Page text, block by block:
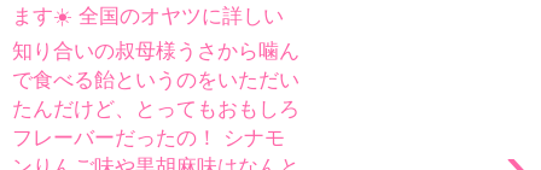
ます☀️ 全国のオヤツに詳しい
知り合いの叔母様うさから噛ん
で食べる飴というのをいただい
たんだけど、とってもおもしろ
フレーバーだったの！ シナモ